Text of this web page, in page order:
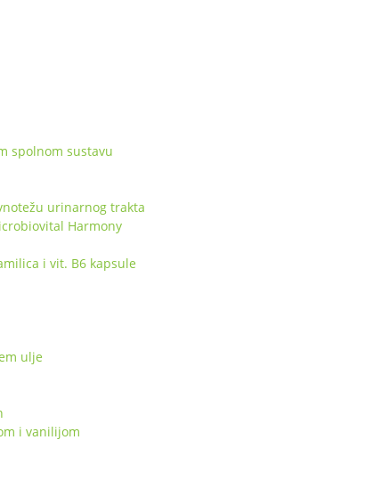
spolnom sustavu
urinarnog trakta
Harmony
i vit. B6 kapsule
ulje
i vanilijom